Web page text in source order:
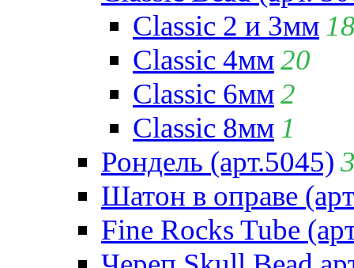
Classic 2 и 3мм
Classic 4мм20
Classic 6мм2
Classic 8мм 1
Рондель (арт.5045)
Шатон в оправе
Fine Rocks Tube